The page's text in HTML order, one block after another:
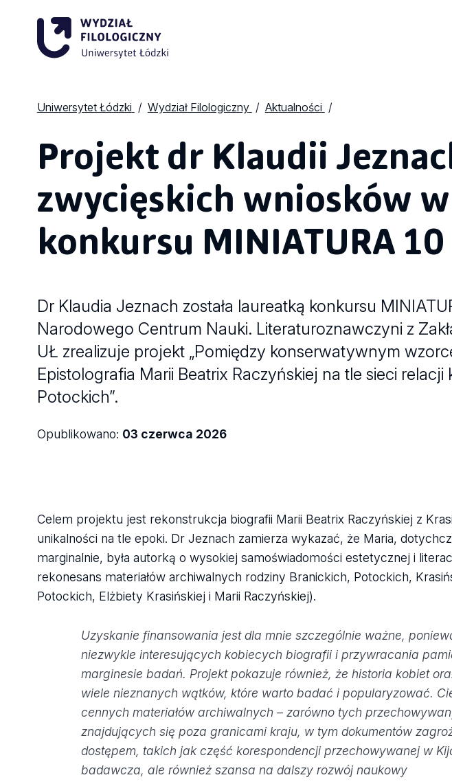
Uniwersytet Łódzki Wydział Filologiczny Aktualności
Projekt dr Klaudii
zwycięskich wniosków
konkursu MINIATURA 10
Dr Klaudia Jeznach została laureatką konkursu
Narodowego Centrum Nauki. Literaturoznawczyni z
UŁ zrealizuje projekt „Pomiędzy konserwatywnym
Epistolografia Marii Beatrix Raczyńskiej na tle sieci
Potockich”.
Opublikowano: 03 czerwca 2026
Celem projektu jest rekonstrukcja biografii Marii Beatrix Raczyńskiej z
unikalności na tle epoki. Dr Jeznach zamierza wykazać, że Maria,
marginalnie, była autorką o wysokiej samoświadomości estetycznej i
rekonesans materiałów archiwalnych rodziny Branickich, Potockich,
Potockich, Elżbiety Krasińskiej i Marii Raczyńskiej).
Uzyskanie finansowania jest dla mnie szczególnie ważne,
niezwykle interesujących kobiecych biografii i przywracania
marginesie badań. Projekt pokazuje również, że historia kobiet
wiele nieznanych wątków, które warto badać i popularyzować.
cennych materiałów archiwalnych – zarówno tych
znajdujących się poza granicami kraju, w tym dokumentów
dostępem, takich jak część korespondencji przechowywanej w
badawcza, ale również szansa na dalszy rozwój naukowy